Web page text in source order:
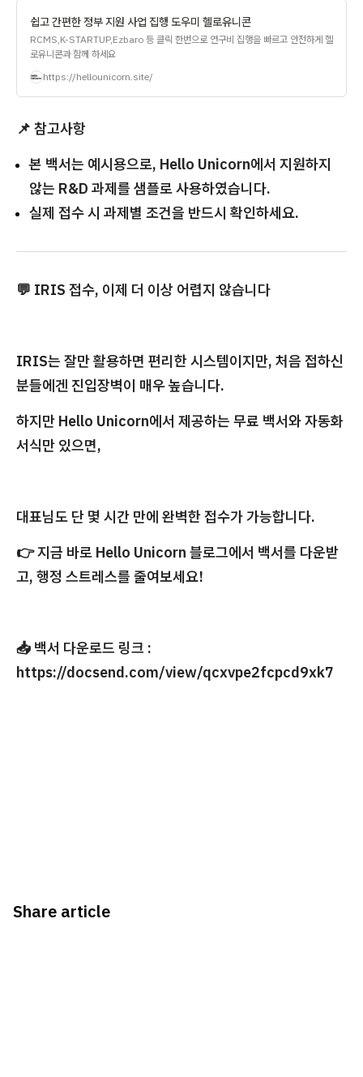
쉽고 간편한 정부 지원 사업 집행 도우미 헬로유니콘
RCMS,K-STARTUP,Ezbaro 등 클릭 한번으로 연구비 집행을 빠르고 안전하게 헬
로유니콘과 함께 하세요
https://hellounicorn.site/
📌 참고사항
본 백서는 예시용으로, Hello Unicorn에서 지원하지
않는 R&D 과제를 샘플로 사용하였습니다.
실제 접수 시 과제별 조건을 반드시 확인하세요.
💬 IRIS 접수, 이제 더 이상 어렵지 않습니다
IRIS는 잘만 활용하면 편리한 시스템이지만, 처음 접하신
분들에겐 진입장벽이 매우 높습니다.
하지만 Hello Unicorn에서 제공하는 무료 백서와 자동화
서식만 있으면,
대표님도 단 몇 시간 만에 완벽한 접수가 가능합니다.
👉 지금 바로 Hello Unicorn 블로그에서 백서를 다운받
고, 행정 스트레스를 줄여보세요!
📥 백서 다운로드 링크 :
https://docsend.com/view/qcxvpe2fcpcd9xk7
Share article